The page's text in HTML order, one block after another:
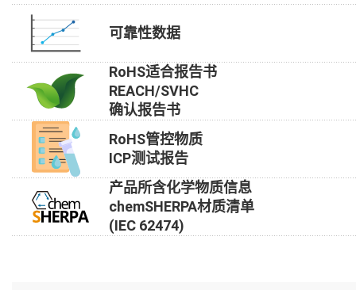
可靠性数据
RoHS适合报告书
REACH/SVHC
确认报告书
RoHS管控物质
ICP测试报告
产品所含化学物质信息
chemSHERPA材质清单
(IEC 62474)